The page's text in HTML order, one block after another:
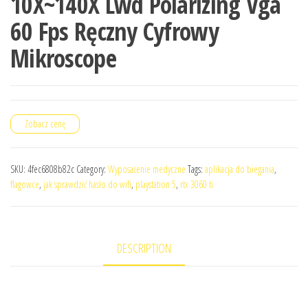
60 Fps Ręczny Cyfrowy
Mikroscope
Zobacz cenę
SKU: 4fec6808b82c Category: Wyposażenie medyczne Tags: aplikacja do biegania,
flagowce, jak sprawdzić hasło do wifi, playstation 5, rtx 3060 ti
DESCRIPTION